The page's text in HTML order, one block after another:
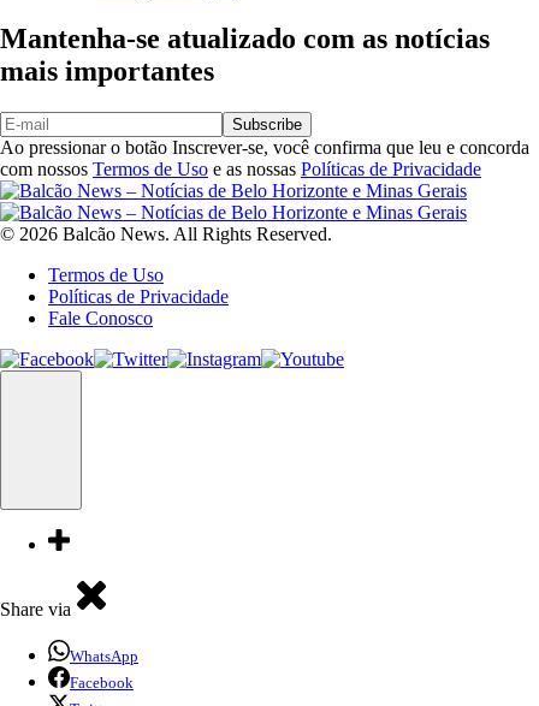
Mantenha-se atualizado com as notícias
mais importantes
Subscribe
Ao pressionar o botão Inscrever-se, você confirma que leu e concorda
com nossos Termos de Uso e as nossas Políticas de Privacidade
© 2026 Balcão News. All Rights Reserved.
Termos de Uso
Políticas de Privacidade
Fale Conosco
Share via
WhatsApp
Facebook